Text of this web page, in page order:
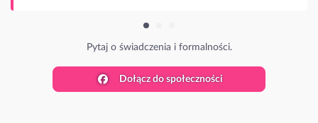
Dołącz do społeczności